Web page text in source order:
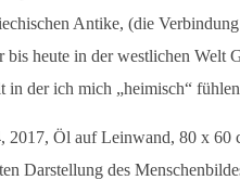
Antike, (die
bis heute in der westlichen Welt
in der ich mich „heimisch“
2017, Öl auf Leinwand, 80 x 60
Darstellung des